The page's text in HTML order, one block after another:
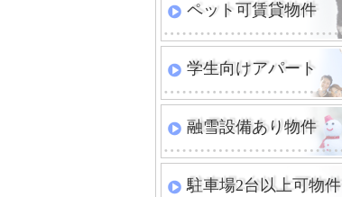
ペット可賃貸物件
学生向けアパート
融雪設備あり物件
駐車場2台以上可物件